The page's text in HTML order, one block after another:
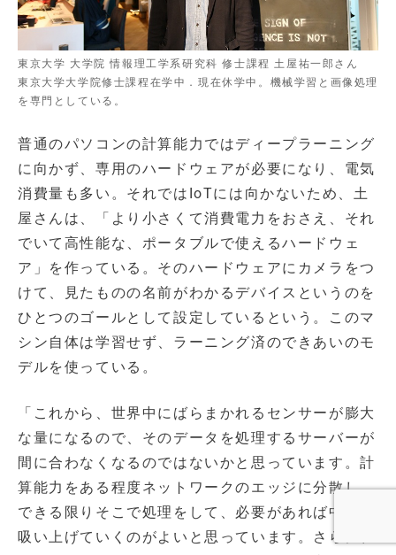
東京大学 大学院 情報理工学系研究科 修士課程 土屋祐一郎さん
東京大学大学院修士課程在学中．現在休学中。機械学習と画像処理
を専門としている。
普通のパソコンの計算能力ではディープラーニング
に向かず、専用のハードウェアが必要になり、電気
消費量も多い。それではIoTには向かないため、土
屋さんは、「より小さくて消費電力をおさえ、それ
でいて高性能な、ポータブルで使えるハードウェ
ア」を作っている。そのハードウェアにカメラをつ
けて、見たものの名前がわかるデバイスというのを
ひとつのゴールとして設定しているという。このマ
シン自体は学習せず、ラーニング済のできあいのモ
デルを使っている。
「これから、世界中にばらまかれるセンサーが膨大
な量になるので、そのデータを処理するサーバーが
間に合わなくなるのではないかと思っています。計
算能力をある程度ネットワークのエッジに分散し、
できる限りそこで処理をして、必要があれば中央に
吸い上げていくのがよいと思っています。さらに、